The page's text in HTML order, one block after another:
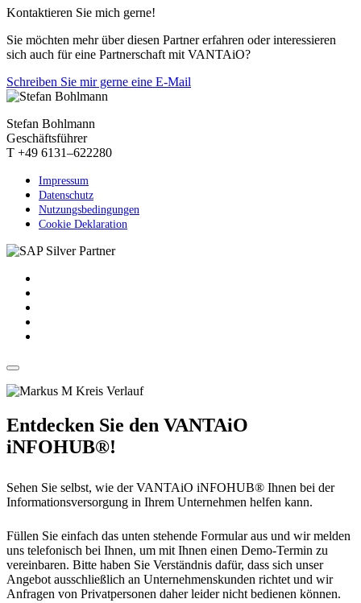
Kontaktieren Sie mich gerne!
Sie möchten mehr über diesen Partner erfahren oder interessieren
sich auch für eine Partnerschaft mit VANTAiO?
Schreiben Sie mir gerne eine E-Mail
Stefan Bohlmann
Geschäftsführer
T +49 6131–622280
Impressum
Datenschutz
Nutzungsbedingungen
Cookie Deklaration
Entdecken Sie den VANTAiO
iNFOHUB®!
Sehen Sie selbst, wie der VANTAiO iNFOHUB® Ihnen bei der
Informationsversorgung in Ihrem Unternehmen helfen kann.
Füllen Sie einfach das unten stehende Formular aus und wir melden
uns telefonisch bei Ihnen, um mit Ihnen einen Demo-Termin zu
vereinbaren. Bitte haben Sie Verständnis dafür, dass sich unser
Angebot ausschließlich an Unternehmenskunden richtet und wir
Anfragen von Privatpersonen daher leider nicht bedienen können.